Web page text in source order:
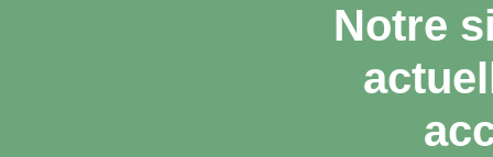
Notre